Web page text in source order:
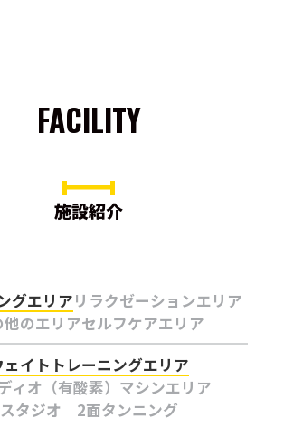
FACILITY
施設紹介
グエリアリラクゼーションエリア
他のエリアセルフケアエリア
ェイトトレーニングエリア
ィオ（有酸素）マシンエリア
スタジオ 2面タンニング